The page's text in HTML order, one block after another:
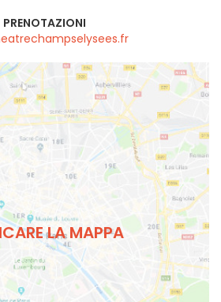
PRENOTAZIONI
LA MAPPA